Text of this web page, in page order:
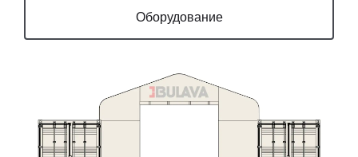
Оборудование